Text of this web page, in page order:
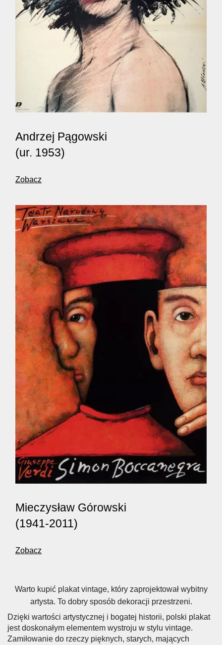
Andrzej Pągowski
(ur. 1953)
Zobacz
Mieczysław Górowski
(1941-2011)
Zobacz
Warto kupić plakat vintage, który zaprojektował wybitny
artysta. To dobry sposób dekoracji przestrzeni.
Dzięki wartości artystycznej i bogatej historii, polski plakat
jest doskonałym elementem wystroju w stylu vintage.
Zamiłowanie do rzeczy pięknych, starych, mających